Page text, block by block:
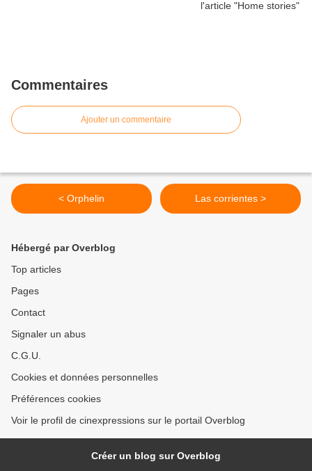
Commentaires
Ajouter un commentaire
< Orphelin Las corrientes >
Hébergé par Overblog
Top articles
Pages
Contact
Signaler un abus
C.G.U.
Cookies et données personnelles
Préférences cookies
Voir le profil de cinexpressions sur le portail Overblog
Créer un blog sur Overblog